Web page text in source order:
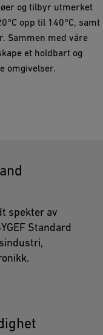
og tilbyr utmerket
opp til 140°C, samt
Sammen med våre
et holdbart og
omgivelser.
spekter av
Standard